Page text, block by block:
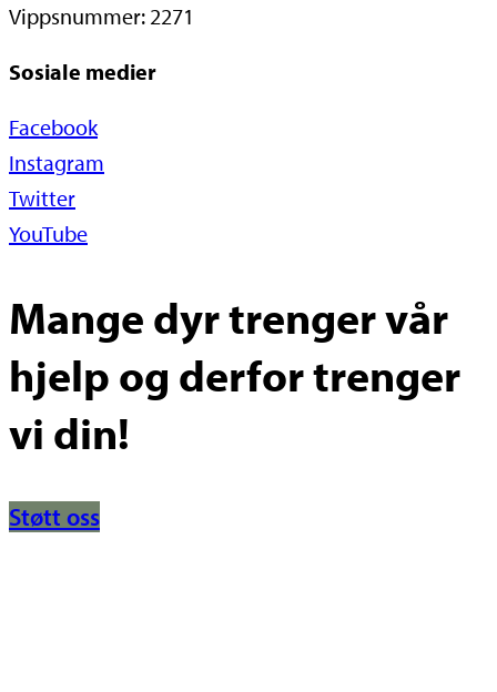
Vippsnummer: 2271
Sosiale medier
Facebook
Instagram
Twitter
YouTube
Mange dyr trenger vår
hjelp og derfor trenger
vi din!
Støtt oss